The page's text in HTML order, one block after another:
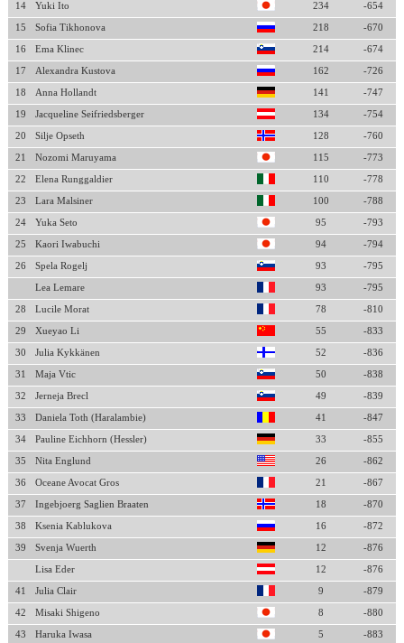
14 Yuki Ito 234 -654
15 Sofia Tikhonova 218 -670
16 Ema Klinec 214 -674
17 Alexandra Kustova 162 -726
18 Anna Hollandt 141 -747
19 Jacqueline Seifriedsberger 134 -754
20 Silje Opseth 128 -760
21 Nozomi Maruyama 115 -773
22 Elena Runggaldier 110 -778
23 Lara Malsiner 100 -788
24 Yuka Seto 95 -793
25 Kaori Iwabuchi 94 -794
26 Spela Rogelj 93 -795
Lea Lemare 93 -795
28 Lucile Morat 78 -810
29 Xueyao Li 55 -833
30 Julia Kykkänen 52 -836
31 Maja Vtic 50 -838
32 Jerneja Brecl 49 -839
33 Daniela Toth (Haralambie) 41 -847
34 Pauline Eichhorn (Hessler) 33 -855
35 Nita Englund 26 -862
36 Oceane Avocat Gros 21 -867
37 Ingebjoerg Saglien Braaten 18 -870
38 Ksenia Kablukova 16 -872
39 Svenja Wuerth 12 -876
Lisa Eder 12 -876
41 Julia Clair 9 -879
42 Misaki Shigeno 8 -880
43 Haruka Iwasa 5 -883